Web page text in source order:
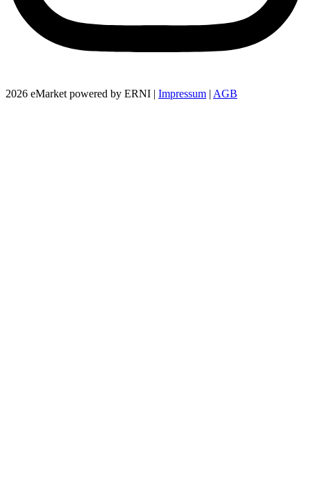
2026 eMarket powered by ERNI | Impressum | AGB